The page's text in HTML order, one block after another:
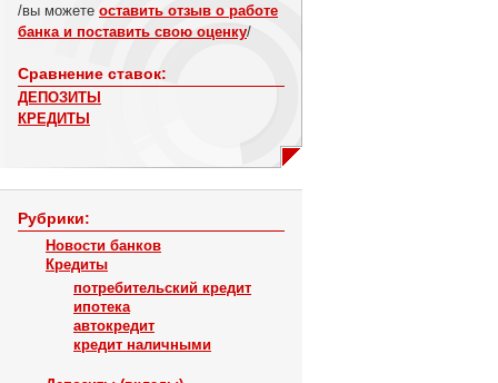
/вы можете оставить отзыв о работе
банка и поставить свою оценку/
Сравнение ставок:
ДЕПОЗИТЫ
КРЕДИТЫ
Рубрики:
Новости банков
Кредиты
потребительский кредит
ипотека
автокредит
кредит наличными